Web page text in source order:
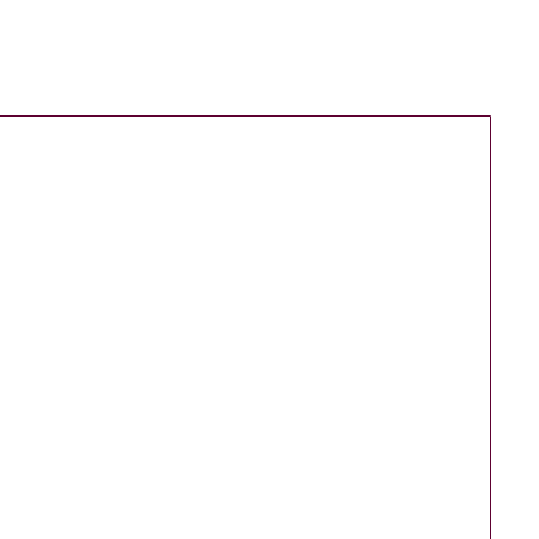
objednávky a